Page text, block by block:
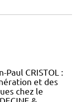
Paul CRISTOL :
et des
chez le